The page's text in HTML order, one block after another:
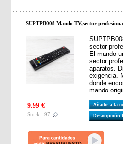
SUPTPB008 Mando TV,sector
sector
El mando
sector
aparatos.
exigencia.
donde
mando
9,99 €
Stock : 97
Añadir a la
Descripción